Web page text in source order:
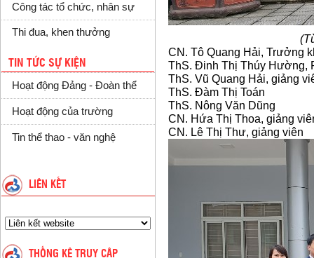
Công tác tổ chức, nhân sự
Thi đua, khen thưởng
TIN TỨC SỰ KIỆN
Hoạt động Đảng - Đoàn thể
Hoạt động của trường
Tin thể thao - văn nghệ
LIÊN KẾT
THỐNG KÊ TRUY CẬP
(Từ tháng 11/
CN. Tô Quang Hải, Trưởng
ThS. Đinh Thị Thúy Hường,
ThS. Vũ Quang Hải, giảng
ThS. Đàm Thị Toán
ThS. Nông Văn Dũng
CN. Hứa Thị Thoa, giảng
CN. Lê Thị Thư, giảng viên